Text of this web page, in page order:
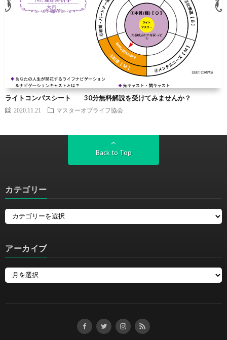
ライトコンパスシート 30分無料解説を受けてみませんか？
2020.11.21 マスターオブライフ協会
Back to Top
カテゴリー
アーカイブ